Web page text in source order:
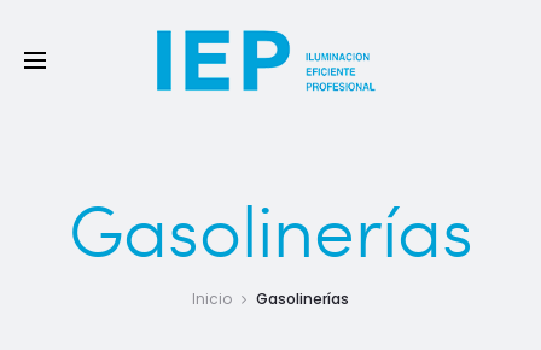
Gasolinerías
Inicio Gasolinerías